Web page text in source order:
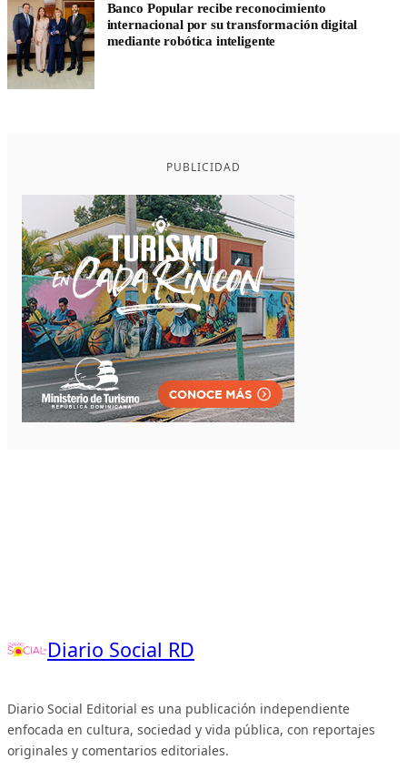
Banco Popular recibe reconocimiento
internacional por su transformación digital
mediante robótica inteligente
PUBLICIDAD
Diario Social RD
Diario Social Editorial es una publicación independiente
enfocada en cultura, sociedad y vida pública, con reportajes
originales y comentarios editoriales.